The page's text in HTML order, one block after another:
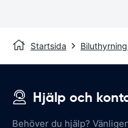
Startsida
Hjälp och
Behöver du hjälp?